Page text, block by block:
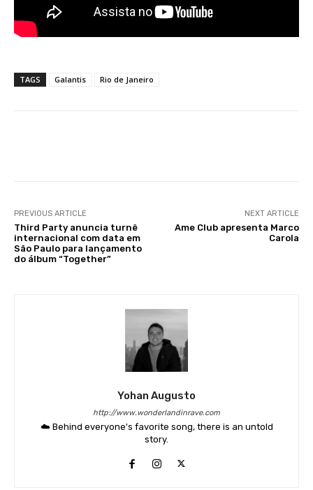
TAGS Galantis Rio de Janeiro
PREVIOUS ARTICLE
Third Party anuncia turnê
internacional com data em
São Paulo para lançamento
do álbum “Together”
NEXT ARTICLE
Ame Club apresenta Marco
Carola
Yohan Augusto
http://www.wonderlandinrave.com
☁️ Behind everyone's favorite song, there is an untold
story.